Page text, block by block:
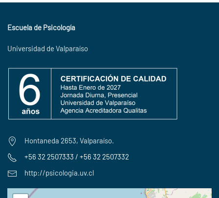
Escuela de Psicología
Universidad de Valparaíso
Hontaneda 2653, Valparaíso.
+56 32 2507333 / +56 32 2507332
http://psicologia.uv.cl